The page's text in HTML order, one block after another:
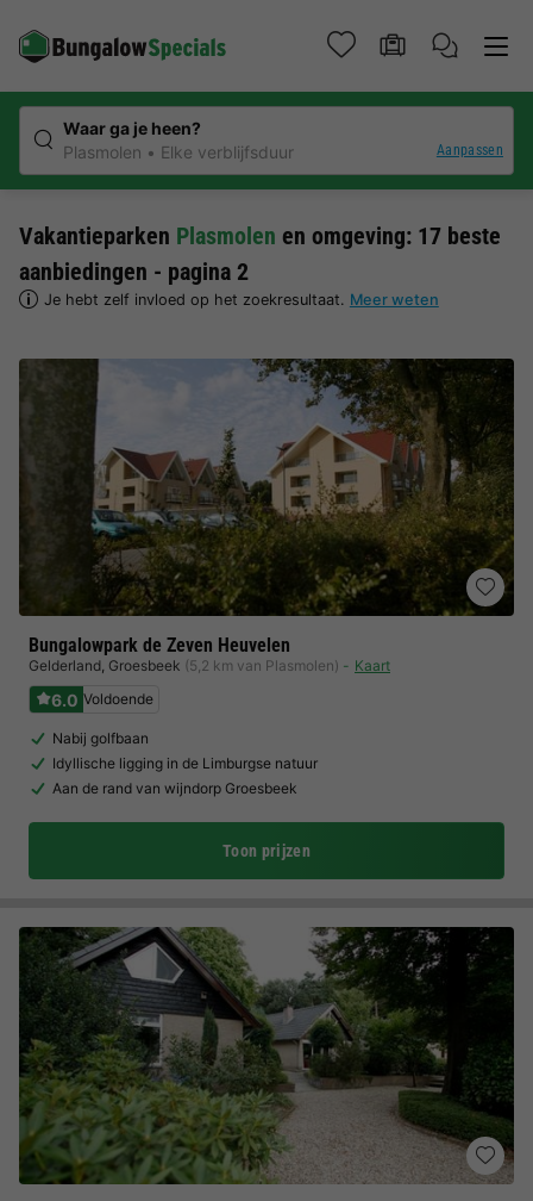
Waar ga je heen?
Plasmolen
Elke verblijfsduur Aanpassen
Vakantieparken Plasmolen en omgeving: 17 beste
aanbiedingen - pagina 2
Je hebt zelf invloed op het zoekresultaat. Meer weten
Bungalowpark de Zeven Heuvelen
Gelderland, Groesbeek (5,2 km van Plasmolen) Kaart
6.0 Voldoende
Nabij golfbaan
Idyllische ligging in de Limburgse natuur
Aan de rand van wijndorp Groesbeek
Toon prijzen